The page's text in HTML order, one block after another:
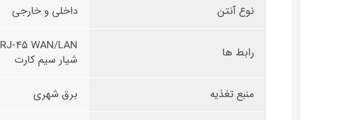
نوع آنتن داخلی و خارجی
رابط‌ ها
RJ-۴۵ WAN/LAN
شیار سیم کارت
منبع تغذیه برق شهری